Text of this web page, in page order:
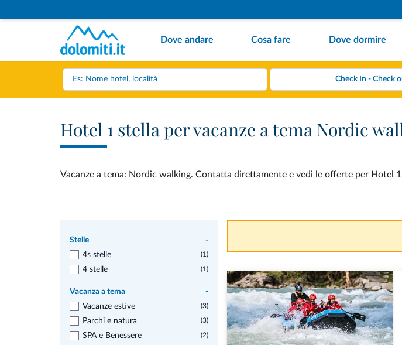
Dove andare Cosa fare Dove dormire
Hotel 1 stella per vacanze a tema Nordic
Vacanze a tema: Nordic walking. Contatta direttamente e vedi le offerte per Hotel
Stelle
-
4s stelle
(1)
4 stelle (1)
Vacanza a tema
-
Vacanze estive
(3)
Parchi e natura (3)
SPA e Benessere (2)